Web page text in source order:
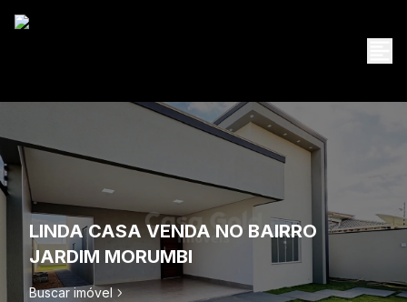
LINDA CASA VENDA NO BAIRRO
JARDIM MORUMBI
Buscar imóvel